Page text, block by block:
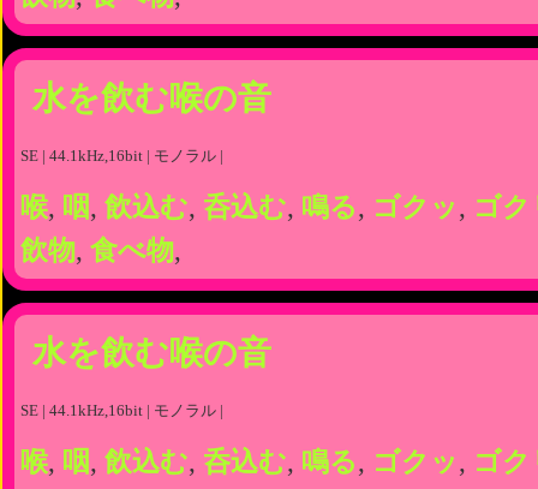
水を飲む喉の音
SE | 44.1kHz,16bit | モノラル |
喉, 咽, 飲込む, 呑込む, 鳴る, ゴクッ , ゴ
飲物, 食べ物,
水を飲む喉の音
SE | 44.1kHz,16bit | モノラル |
喉, 咽, 飲込む, 呑込む, 鳴る, ゴクッ , ゴ